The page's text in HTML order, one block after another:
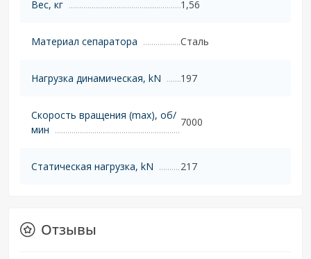
Вес, кг 1,56
Материал сепаратора Сталь
Нагрузка динамическая, kN 197
Скорость вращения (max), об/
мин
7000
Статическая нагрузка, kN 217
Отзывы